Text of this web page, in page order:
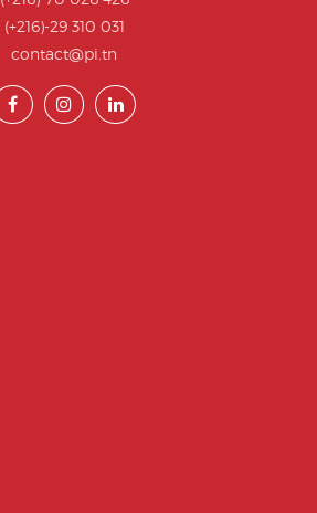
(+216)-29 310 031
contact@pi.tn